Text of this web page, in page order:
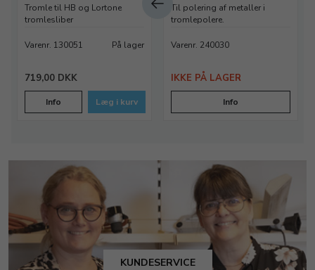
Tromle til HB og Lortone
tromlesliber
Varenr. 130051 På lager
719,00 DKK
Info Læg i kurv
Til polering af metaller i
tromlepolere.
Varenr. 240030
IKKE PÅ LAGER
Info
KUNDESERVICE